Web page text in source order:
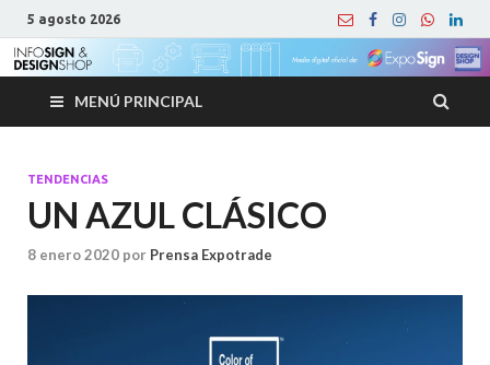
5 agosto 2026
MENÚ PRINCIPAL
TENDENCIAS
UN AZUL CLÁSICO
8 enero 2020 por Prensa Expotrade